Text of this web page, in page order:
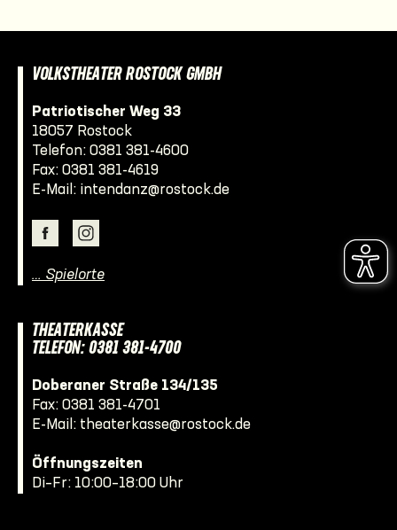
VOLKSTHEATER ROSTOCK GMBH
Patriotischer Weg 33
18057 Rostock
Telefon: 0381 381-4600
Fax: 0381 381-4619
E-Mail: intendanz@rostock.de
… Spielorte
THEATERKASSE
TELEFON: 0381 381-4700
Doberaner Straße 134/135
Fax: 0381 381-4701
E-Mail: theaterkasse@rostock.de
Öffnungszeiten
Di–Fr: 10:00–18:00 Uhr